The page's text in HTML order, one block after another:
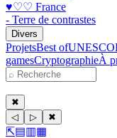
♥♡♡ France
- Terre de contrastes
Divers
ProjetsBest ofUNESCO
gamesCryptographieÀ
✖
◁
▷ ✖
⇱▤▥▦